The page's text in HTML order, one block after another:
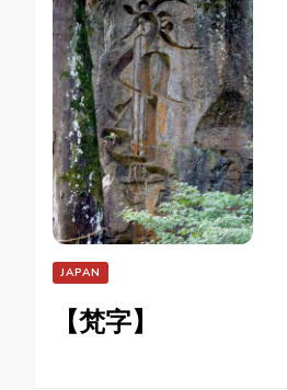
JAPAN
【梵字】